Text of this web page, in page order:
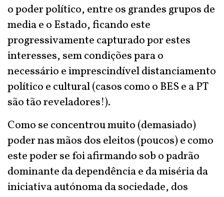
o poder político, entre os grandes grupos de
media e o Estado, ficando este
progressivamente capturado por estes
interesses, sem condições para o
necessário e imprescindível distanciamento
político e cultural (casos como o BES e a PT
são tão reveladores!).
Como se concentrou muito (demasiado)
poder nas mãos dos eleitos (poucos) e como
este poder se foi afirmando sob o padrão
dominante da dependência e da miséria da
iniciativa autónoma da sociedade, dos